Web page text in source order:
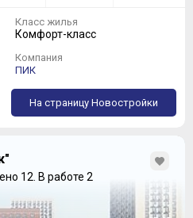
Класс жилья
Комфорт-класс
Компания
ПИК
На страницу Новостройки
12. В работе 2